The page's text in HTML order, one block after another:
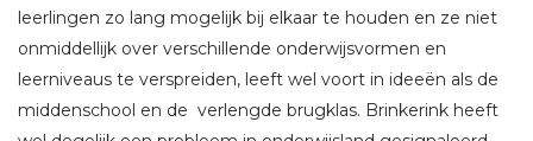
leerlingen zo lang mogelijk bij elkaar te houden en ze niet
onmiddellijk over verschillende onderwijsvormen en
leerniveaus te verspreiden, leeft wel voort in ideeën als de
middenschool en de verlengde brugklas. Brinkerink heeft